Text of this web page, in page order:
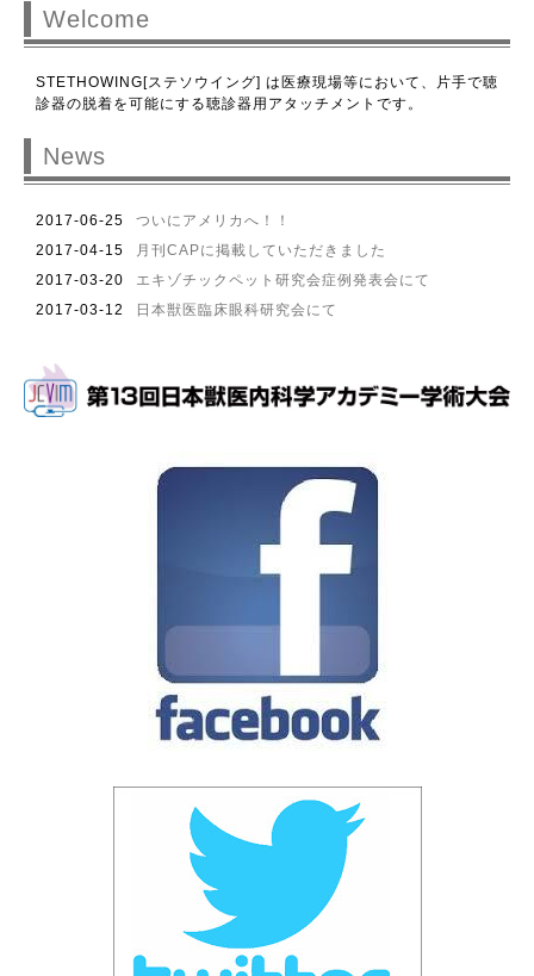
Welcome
STETHOWING[ステソウイング] は医療現場等において、片手で聴
診器の脱着を可能にする聴診器用アタッチメントです。
News
2017-06-25
ついにアメリカへ！！
2017-04-15
月刊CAPに掲載していただきました
2017-03-20
エキゾチックペット研究会症例発表会にて
2017-03-12
日本獣医臨床眼科研究会にて